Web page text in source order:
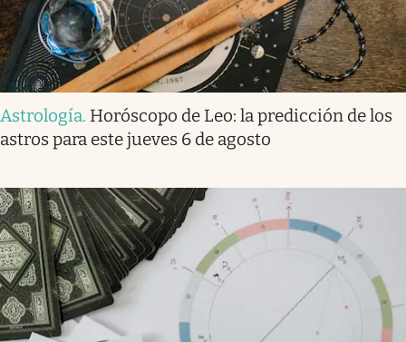
Astrología. Horóscopo de Leo: la predicción de los
astros para este jueves 6 de agosto